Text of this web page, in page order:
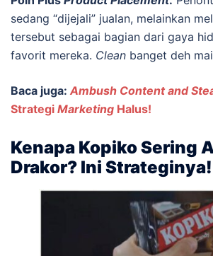
sedang “dijejali” jualan, melainkan
tersebut sebagai bagian dari gaya
favorit mereka. Clean banget deh
Baca juga: Ambush Content and
Strategi Marketing Halus!
Kenapa Kopiko Sering
Drakor? Ini Strateginya!